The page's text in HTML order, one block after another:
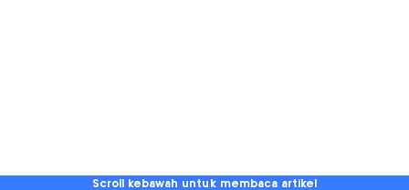
Scroll kebawah untuk membaca artikel